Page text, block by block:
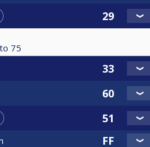
75